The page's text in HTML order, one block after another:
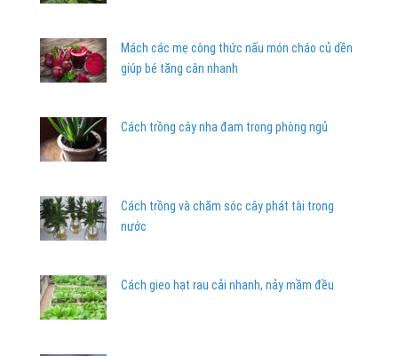
Mách các mẹ công thức nấu món cháo củ dền
giúp bé tăng cân nhanh
Cách trồng cây nha đam trong phòng ngủ
Cách trồng và chăm sóc cây phát tài trong
nước
Cách gieo hạt rau cải nhanh, nảy mầm đều